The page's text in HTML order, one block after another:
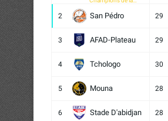
2 San Pédro 29
3 AFAD-Plateau 29
4 Tchologo 30
5 Mouna 28
6 Stade D'abidjan 28